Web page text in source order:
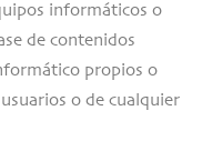
informáticos o
de contenidos
propios o
o de cualquier